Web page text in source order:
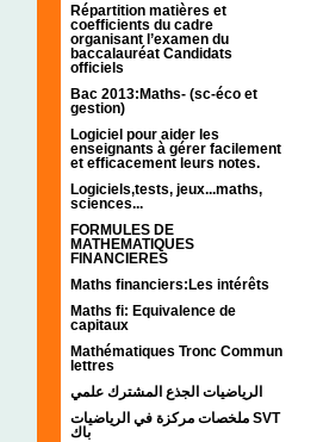
Répartition matières et
coefficients du cadre
organisant l’examen du
baccalauréat Candidats
officiels
Bac 2013:Maths- (sc-éco et
gestion)
Logiciel pour aider les
enseignants à gérer facilement
et efficacement leurs notes.
Logiciels,tests, jeux...maths,
sciences...
FORMULES DE
MATHEMATIQUES
FINANCIERES
Maths financiers:Les intérêts
Maths fi: Equivalence de
capitaux
Mathématiques Tronc Commun
lettres
الرياضيات الجذع المشترك علمي
ملخصات مركزة في الرياضيات SVT
باك